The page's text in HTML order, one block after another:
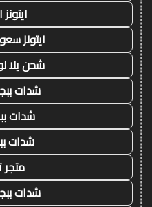
ايتونز
شحن يلا
شدات
شدات
شدات
شدات